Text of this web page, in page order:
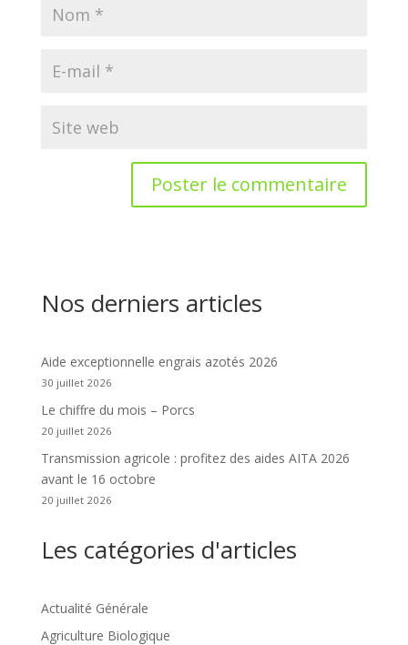
Nos derniers articles
Aide exceptionnelle engrais azotés 2026
30 juillet 2026
Le chiffre du mois – Porcs
20 juillet 2026
Transmission agricole : profitez des aides AITA 2026
avant le 16 octobre
20 juillet 2026
Les catégories d'articles
Actualité Générale
Agriculture Biologique